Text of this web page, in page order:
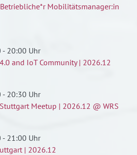
Mobilitätsmanager:in
- 20:00 Uhr
and IoT Community | 2026.12
- 20:30 Uhr
Meetup | 2026.12 @ WRS
- 21:00 Uhr
| 2026.12